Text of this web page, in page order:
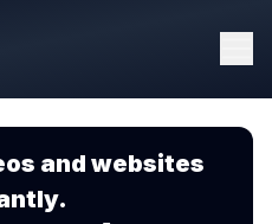
and websites